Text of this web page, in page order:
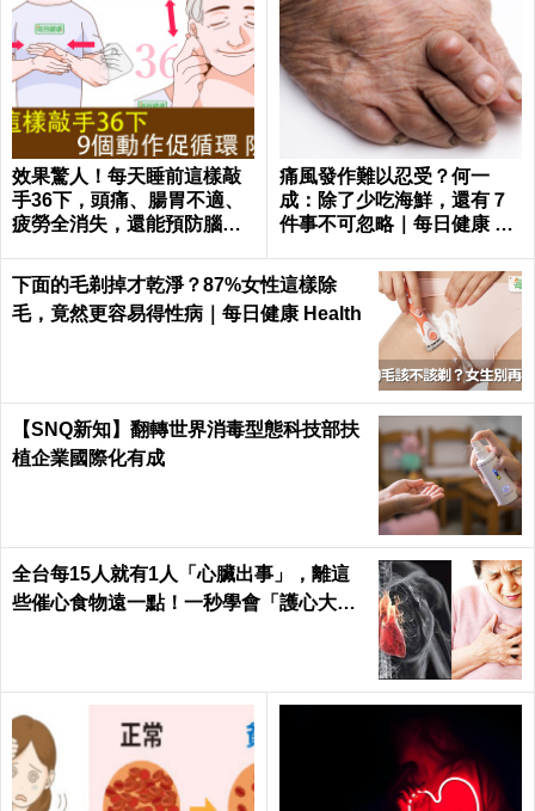
效果驚人！每天睡前這樣敲
手36下，頭痛、腸胃不適、
疲勞全消失，還能預防腦中
痛風發作難以忍受？何一
成：除了少吃海鮮，還有７
件事不可忽略｜每日健康 He
下面的毛剃掉才乾淨？87%女性這樣除
毛，竟然更容易得性病｜每日健康 Health
【SNQ新知】翻轉世界消毒型態科技部扶
植企業國際化有成
全台每15人就有1人「心臟出事」，離這
些催心食物遠一點！一秒學會「護心大